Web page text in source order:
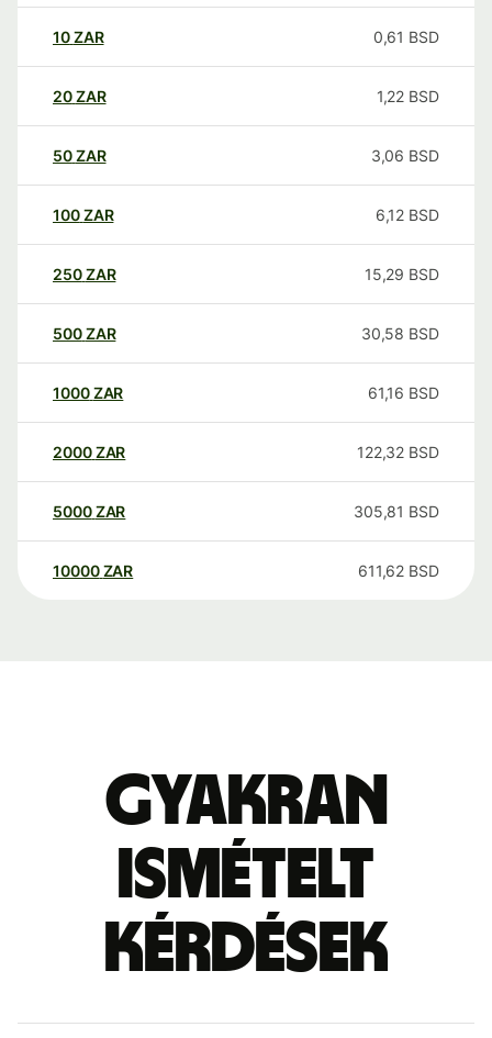
10ZAR 0,61 BSD
20ZAR 1,22 BSD
50ZAR 3,06 BSD
100ZAR 6,12 BSD
250ZAR 15,29 BSD
500ZAR 30,58 BSD
1000ZAR 61,16 BSD
2000ZAR 122,32 BSD
5000ZAR 305,81 BSD
10000 ZAR 611,62 BSD
Gyakran
ismételt
kérdések